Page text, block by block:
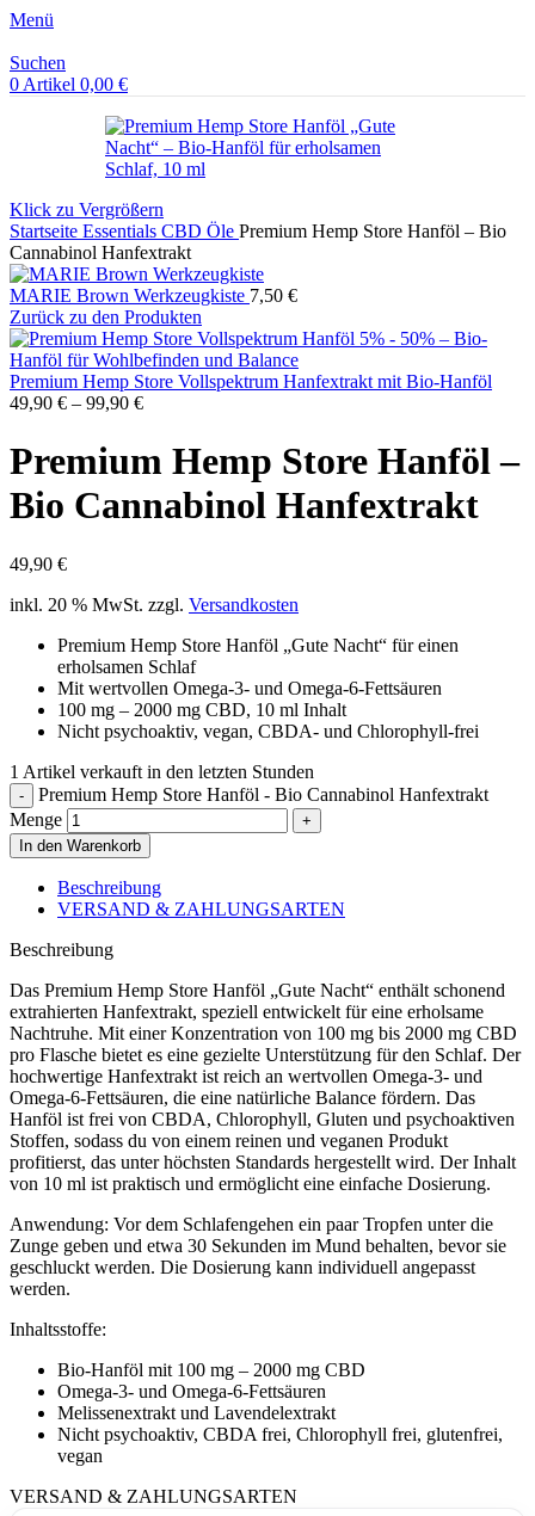
Menü
Suchen
0 Artikel 0,00 €
Klick zu Vergrößern
Startseite Essentials CBD Öle Premium Hemp Store Hanföl – Bio
Cannabinol Hanfextrakt
MARIE Brown Werkzeugkiste 7,50 €
Zurück zu den Produkten
Premium Hemp Store Vollspektrum Hanfextrakt mit Bio-Hanföl
49,90 € – 99,90 €
Premium Hemp Store Hanföl –
Bio Cannabinol Hanfextrakt
49,90 €
inkl. 20 % MwSt. zzgl. Versandkosten
Premium Hemp Store Hanföl „Gute Nacht“ für einen
erholsamen Schlaf
Mit wertvollen Omega-3- und Omega-6-Fettsäuren
100 mg – 2000 mg CBD, 10 ml Inhalt
Nicht psychoaktiv, vegan, CBDA- und Chlorophyll-frei
1 Artikel verkauft in den letzten Stunden
Premium Hemp Store Hanföl - Bio Cannabinol Hanfextrakt
Menge
In den Warenkorb
Beschreibung
VERSAND & ZAHLUNGSARTEN
Beschreibung
Das Premium Hemp Store Hanföl „Gute Nacht“ enthält schonend
extrahierten Hanfextrakt, speziell entwickelt für eine erholsame
Nachtruhe. Mit einer Konzentration von 100 mg bis 2000 mg CBD
pro Flasche bietet es eine gezielte Unterstützung für den Schlaf. Der
hochwertige Hanfextrakt ist reich an wertvollen Omega-3- und
Omega-6-Fettsäuren, die eine natürliche Balance fördern. Das
Hanföl ist frei von CBDA, Chlorophyll, Gluten und psychoaktiven
Stoffen, sodass du von einem reinen und veganen Produkt
profitierst, das unter höchsten Standards hergestellt wird. Der Inhalt
von 10 ml ist praktisch und ermöglicht eine einfache Dosierung.
Anwendung: Vor dem Schlafengehen ein paar Tropfen unter die
Zunge geben und etwa 30 Sekunden im Mund behalten, bevor sie
geschluckt werden. Die Dosierung kann individuell angepasst
werden.
Inhaltsstoffe:
Bio-Hanföl mit 100 mg – 2000 mg CBD
Omega-3- und Omega-6-Fettsäuren
Melissenextrakt und Lavendelextrakt
Nicht psychoaktiv, CBDA frei, Chlorophyll frei, glutenfrei,
vegan
VERSAND & ZAHLUNGSARTEN